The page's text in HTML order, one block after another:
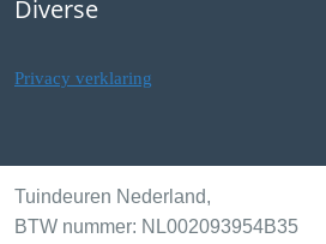
Diverse
Privacy verklaring
Tuindeuren Nederland,
BTW nummer: NL002093954B35